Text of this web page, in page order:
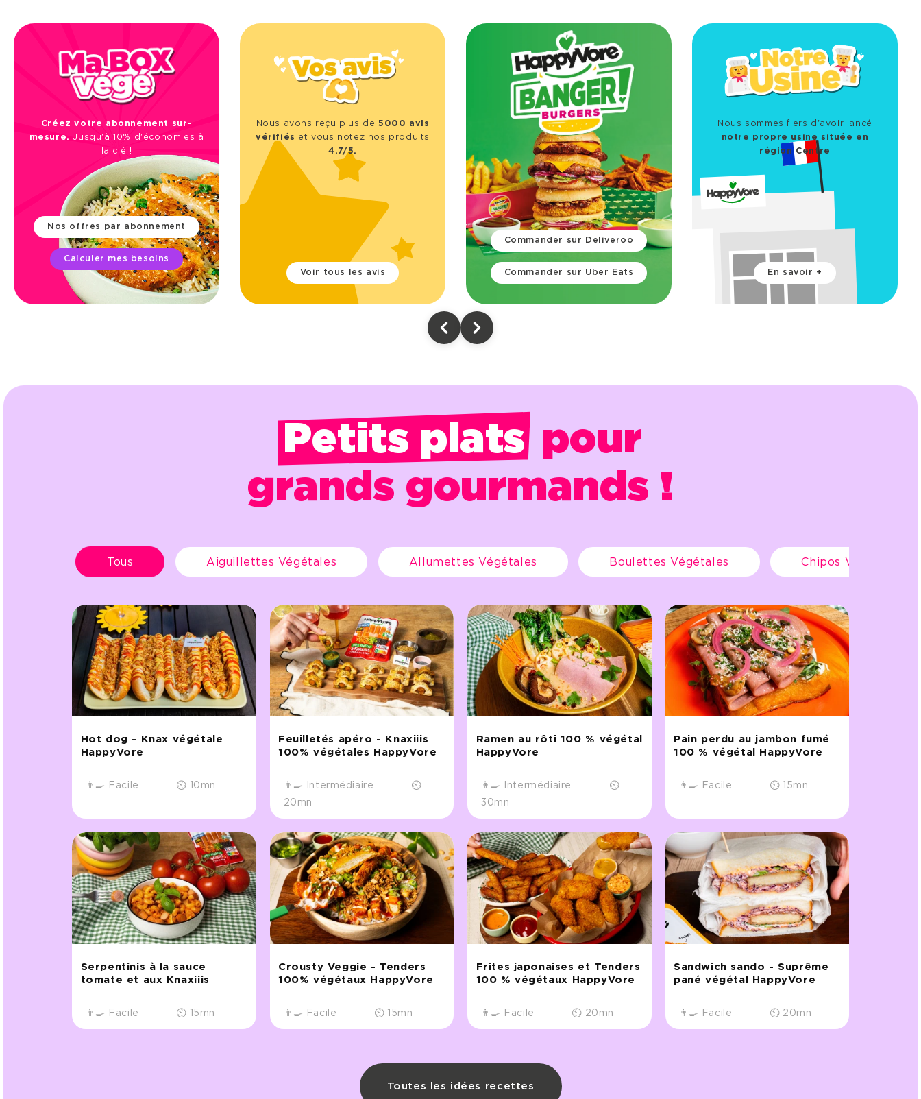
Créez votre abonnement sur-
mesure. Jusqu'à 10% d'économies à
la clé !
Nos offres par abonnement
Calculer mes besoins
Nous avons reçu plus de 5000 avis
vérifiés et vous notez nos produits
4.7/5.
Voir tous les avis
Commander sur Deliveroo
Commander sur Uber Eats
Nous sommes fiers d'avoir lancé
notre propre usine située en
région Centre
En savoir +
Petits plats pour
grands gourmands !
Tous Aiguillettes Végétales Allumettes Végétales Boulettes Végétales Chipos Végétales
Hot dog - Knax végétale
HappyVore
👨‍🍳 Facile ⏲ 10mn
Feuilletés apéro - Knaxiiis
100% végétales HappyVore
👨‍🍳 Intermédiaire
⏲
20mn
Ramen au rôti 100 % végétal
HappyVore
👨‍🍳 Intermédiaire
⏲
30mn
Pain perdu au jambon fumé
100 % végétal HappyVore
👨‍🍳 Facile ⏲ 15mn
Serpentinis à la sauce
tomate et aux Knaxiiis
👨‍🍳 Facile ⏲ 15mn
Crousty Veggie - Tenders
100% végétaux HappyVore
👨‍🍳 Facile ⏲ 15mn
Frites japonaises et Tenders
100 % végétaux HappyVore
👨‍🍳 Facile ⏲ 20mn
Sandwich sando - Suprême
pané végétal HappyVore
👨‍🍳 Facile ⏲ 20mn
Toutes les idées recettes